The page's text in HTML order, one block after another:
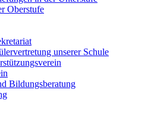
Oberstufe
unserer Schule
Bildungsberatung